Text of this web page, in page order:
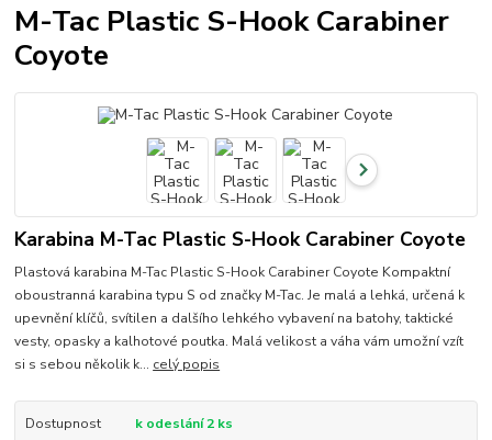
M-Tac Plastic S-Hook Carabiner
Coyote
Karabina M-Tac Plastic S-Hook Carabiner Coyote
Plastová karabina M-Tac Plastic S-Hook Carabiner Coyote Kompaktní
oboustranná karabina typu S od značky M-Tac. Je malá a lehká, určená k
upevnění klíčů, svítilen a dalšího lehkého vybavení na batohy, taktické
vesty, opasky a kalhotové poutka. Malá velikost a váha vám umožní vzít
si s sebou několik k... celý popis
Dostupnost
k odeslání 2 ks